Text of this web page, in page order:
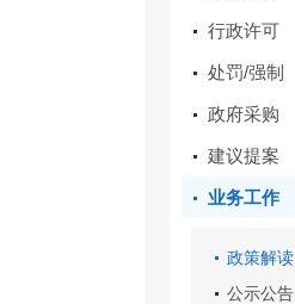
行政许可
处罚/强制
政府采购
建议提案
业务工作
政策解读
公示公告